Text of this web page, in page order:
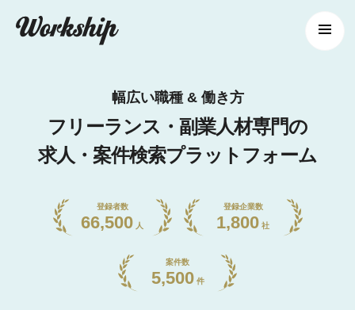
幅広い職種 & 働き方
フリーランス・副業人材専門の
求人・案件検索プラットフォーム
登録者数
66,500 人
登録企業数
1,800 社
案件数
5,500 件